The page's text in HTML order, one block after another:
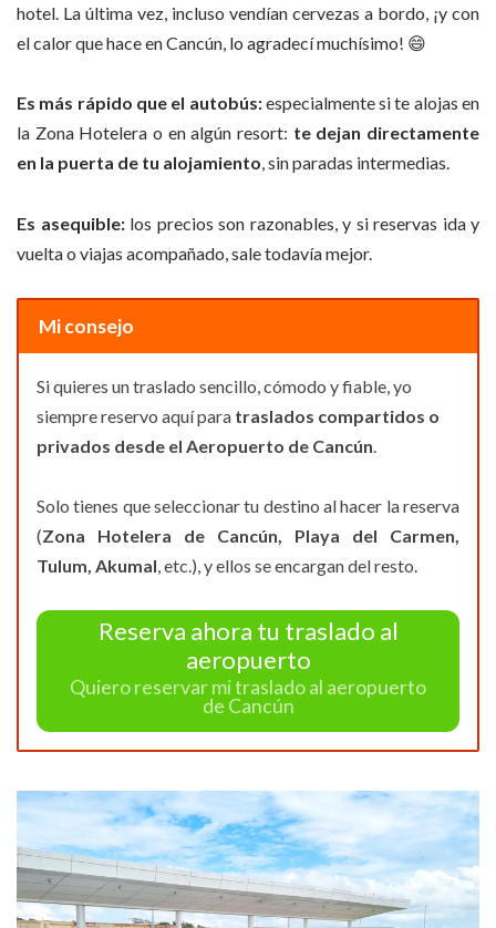
hotel. La última vez, incluso vendían cervezas a bordo, ¡y con
el calor que hace en Cancún, lo agradecí muchísimo! 😄
Es más rápido que el autobús:especialmente si te alojas en
la Zona Hotelera o en algún resort: te dejan directamente
en la puerta de tu alojamiento, sin paradas intermedias.
Es asequible:los precios son razonables, y si reservas ida y
vuelta o viajas acompañado, sale todavía mejor.
Mi consejo
Si quieres un traslado sencillo, cómodo y fiable, yo
siempre reservo aquí para traslados compartidos o
privados desde el Aeropuerto de Cancún
Solo tienes que seleccionar tu destino al hacer la reserva
(Zona Hotelera de Cancún, Playa del Carmen,
Tulum, Akumal, etc.), y ellos se encargan del resto.
Reserva ahora tu traslado al
aeropuerto
Quiero reservar mi traslado al aeropuerto
de Cancún